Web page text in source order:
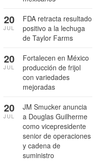
FDA retracta resultado
positivo a la lechuga
de Taylor Farms
20
JUL
Fortalecen en México
producción de frijol
con variedades
mejoradas
20
JUL
JM Smucker anuncia
a Douglas Guilherme
como vicepresidente
senior de operaciones
y cadena de
suministro
20
JUL